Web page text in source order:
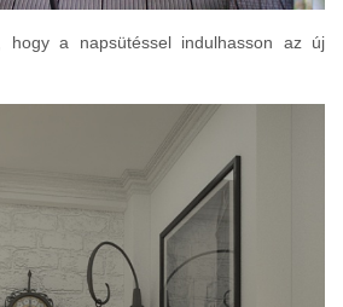
hogy a napsütéssel indulhasson az új